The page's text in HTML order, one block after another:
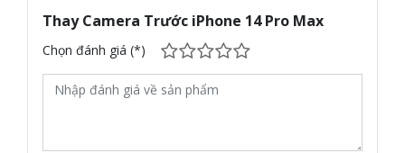
Thay Camera Trước iPhone 14 Pro Max
Chọn đánh giá (*)